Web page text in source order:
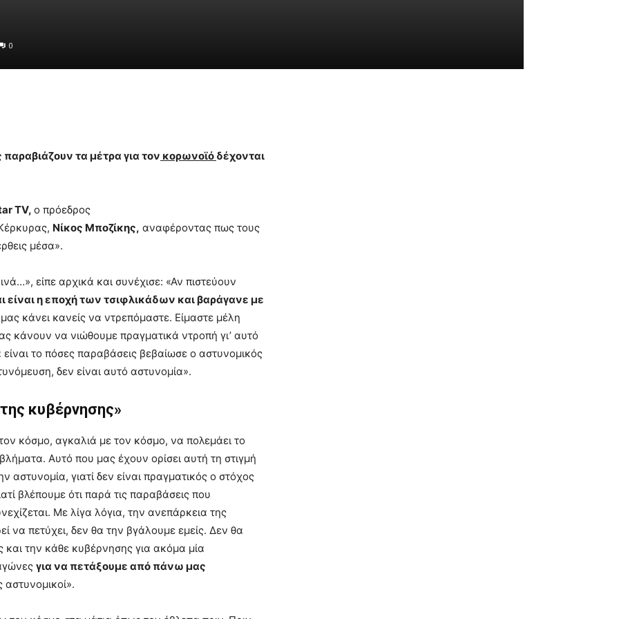
0
τα μέτρα για τον κορωνοϊό δέχονται
TV, ο πρόεδρος
Νίκος Μποζίκης, αναφέροντας πως τους
μέσα».
είπε αρχικά και συνέχισε: «Αν πιστεύουν
η εποχή των τσιφλικάδων και βαράγανε με
κάνει κανείς να ντρεπόμαστε. Είμαστε μέλη
κάνουν να νιώθουμε πραγματικά ντροπή γι’ αυτό
το πόσες παραβάσεις βεβαίωσε ο αστυνομικός
δεν είναι αυτό αστυνομία».
κυβέρνησης»
κόσμο, αγκαλιά με τον κόσμο, να πολεμάει το
Αυτό που μας έχουν ορίσει αυτή τη στιγμή
αστυνομία, γιατί δεν είναι πραγματικός ο στόχος
βλέπουμε ότι παρά τις παραβάσεις που
Με λίγα λόγια, την ανεπάρκεια της
να πετύχει, δεν θα την βγάλουμε εμείς. Δεν θα
και την κάθε κυβέρνησης για ακόμα μία
για να πετάξουμε από πάνω μας